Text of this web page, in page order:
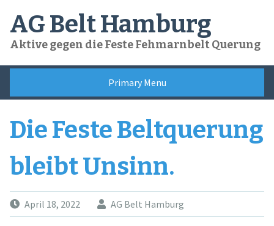
content
AG Belt Hamburg
Aktive gegen die Feste Fehmarnbelt Querung
Primary Menu
Die Feste Beltquerung
bleibt Unsinn.
April 18, 2022 AG Belt Hamburg